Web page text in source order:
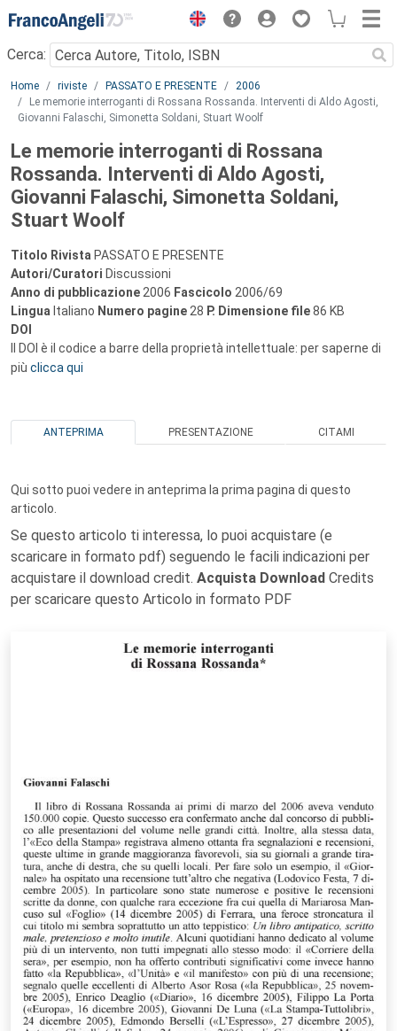
Menu
Cerca:
Main content
Home riviste PASSATO E PRESENTE
2006
Le memorie interroganti di Rossana Rossanda. Interventi di Aldo Agosti,
Giovanni Falaschi, Simonetta Soldani, Stuart Woolf
Le memorie interroganti di Rossana
Rossanda. Interventi di Aldo Agosti,
Giovanni Falaschi, Simonetta Soldani,
Stuart Woolf
Titolo Rivista PASSATO E PRESENTE
Autori/Curatori Discussioni
Anno di pubblicazione 2006 Fascicolo 2006/69
Lingua Italiano Numero pagine 28 P. Dimensione file86 KB
DOI
Il DOI è il codice a barre della proprietà intellettuale: per saperne di
più clicca qui
ANTEPRIMA PRESENTAZIONE CITAMI
Qui sotto puoi vedere in anteprima la prima pagina di questo
articolo.
Se questo articolo ti interessa, lo puoi acquistare (e
scaricare in formato pdf) seguendo le facili indicazioni per
acquistare il download credit. Acquista Download Credits
per scaricare questo Articolo in formato PDF